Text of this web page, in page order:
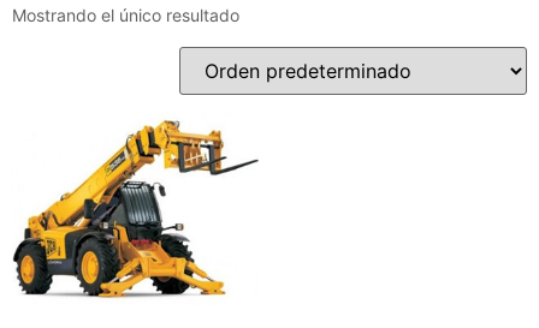
Mostrando el único resultado